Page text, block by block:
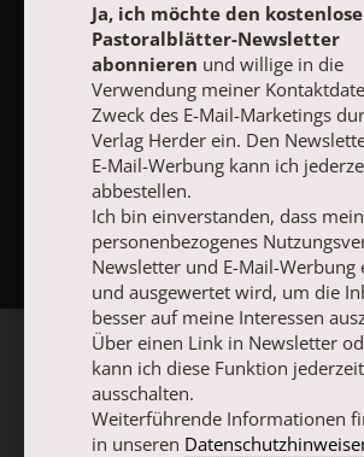
NACH OBEN
Ja, ich möchte den
Pastoralblätter-Newsletter
abonnieren und willige in die
Verwendung meiner
Zweck des E-Mail-Marketings
Verlag Herder ein. Den
E-Mail-Werbung kann ich
abbestellen.
Ich bin einverstanden, dass mein
personenbezogenes
Newsletter und E-Mail-Werbung
und ausgewertet wird, um die
besser auf meine Interessen
Über einen Link in Newsletter
kann ich diese Funktion jederzeit
ausschalten.
Weiterführende Informationen
in unseren